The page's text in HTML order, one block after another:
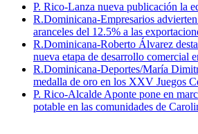
P. Rico-Lanza nueva publicación la
R.Dominicana-Empresarios
aranceles del 12.5% a las
R.Dominicana-Roberto Álvarez
nueva etapa de desarrollo comercial
R.Dominicana-Deportes/María
medalla de oro en los XXV Juegos
P. Rico-Alcalde Aponte pone en
potable en las comunidades de